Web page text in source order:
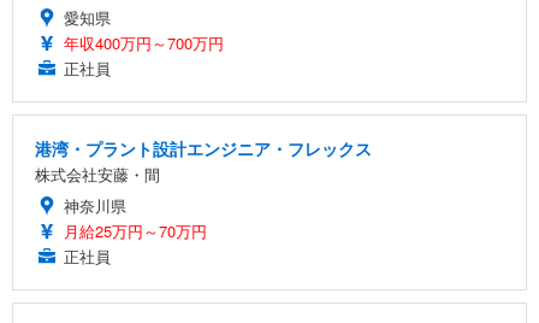
愛知県
年収400万円～700万円
正社員
港湾・プラント設計エンジニア・フレックス
株式会社安藤・間
神奈川県
月給25万円～70万円
正社員